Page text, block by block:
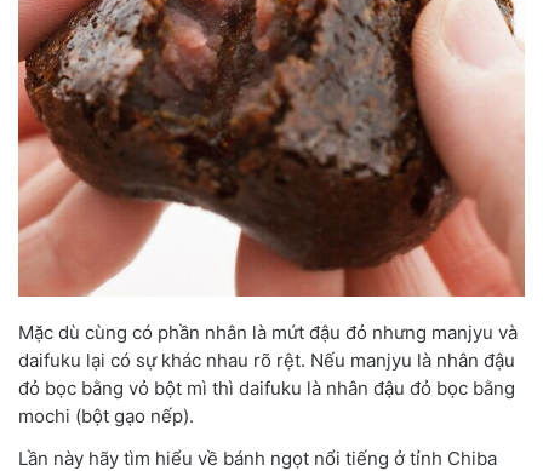
Mặc dù cùng có phần nhân là mứt đậu đỏ nhưng manjyu và
daifuku lại có sự khác nhau rõ rệt. Nếu manjyu là nhân đậu
đỏ bọc bằng vỏ bột mì thì daifuku là nhân đậu đỏ bọc bằng
mochi (bột gạo nếp).
Lần này hãy tìm hiểu về bánh ngọt nổi tiếng ở tỉnh Chiba